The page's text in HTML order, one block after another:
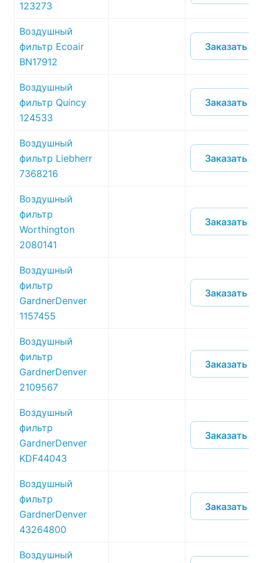
123273
Воздушный
фильтр Ecoair
BN17912
Заказать
Воздушный
фильтр Quincy
124533
Заказать
Воздушный
фильтр Liebherr
7368216
Заказать
Воздушный
фильтр
Worthington
2080141
Заказать
Воздушный
фильтр
GardnerDenver
1157455
Заказать
Воздушный
фильтр
GardnerDenver
2109567
Заказать
Воздушный
фильтр
GardnerDenver
KDF44043
Заказать
Воздушный
фильтр
GardnerDenver
43264800
Заказать
Воздушный